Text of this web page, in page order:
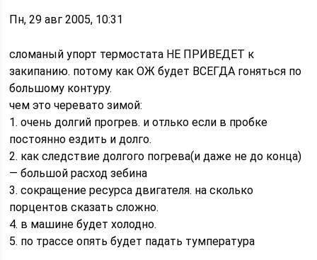
Пн, 29 авг 2005, 10:31
сломаный упорт термостата НЕ ПРИВЕДЕТ к
закипанию. потому как ОЖ будет ВСЕГДА гоняться по
большому контуру.
чем это черевато зимой:
1. очень долгий прогрев. и отлько если в пробке
постоянно ездить и долго.
2. как следствие долгого погрева(и даже не до конца)
— большой расход зебина
3. сокращение ресурса двигателя. на сколько
порцентов сказать сложно.
4. в машине будет холодно.
5. по трассе опять будет падать тумпература